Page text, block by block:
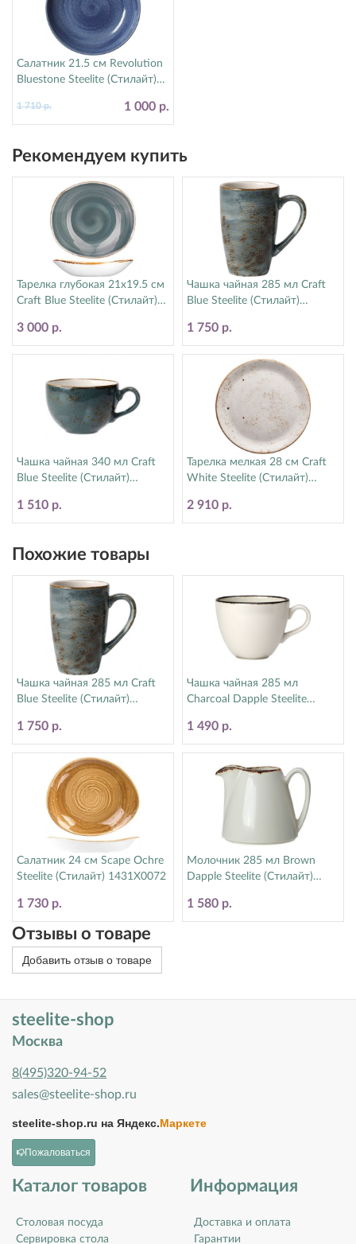
Салатник 21.5 см Revolution
Bluestone Steelite (Стилайт)
1 000 р.
1 710 р.
Рекомендуем купить
Тарелка глубокая 21х19.5 см
Craft Blue Steelite (Стилайт)
3 000 р.
Чашка чайная 285 мл Craft
Blue Steelite (Стилайт)
1 750 р.
Чашка чайная 340 мл Craft
Blue Steelite (Стилайт)
1 510 р.
Тарелка мелкая 28 см Craft
White Steelite (Стилайт)
2 910 р.
Похожие товары
Чашка чайная 285 мл Craft
Blue Steelite (Стилайт)
1 750 р.
Чашка чайная 285 мл
Charcoal Dapple Steelite
1 490 р.
Салатник 24 см Scape Ochre
Steelite (Стилайт) 1431X0072
1 730 р.
Молочник 285 мл Brown
Dapple Steelite (Стилайт)
1 580 р.
Отзывы о товаре
Добавить отзыв о товаре
steelite-shop
Москва
8(495)320-94-52
sales@steelite-shop.ru
steelite-shop.ru на Яндекс.Маркете
Пожаловаться
Каталог товаров
Столовая посуда
Сервировка стола
Информация
Доставка и оплата
Гарантии